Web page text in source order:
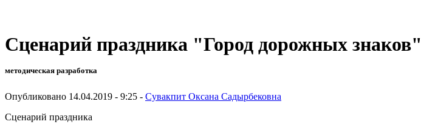
Сценарий праздника "Город дорожных знаков"
методическая разработка
Опубликовано 14.04.2019 - 9:25 - Сувакпит Оксана Садырбековна
Сценарий праздника